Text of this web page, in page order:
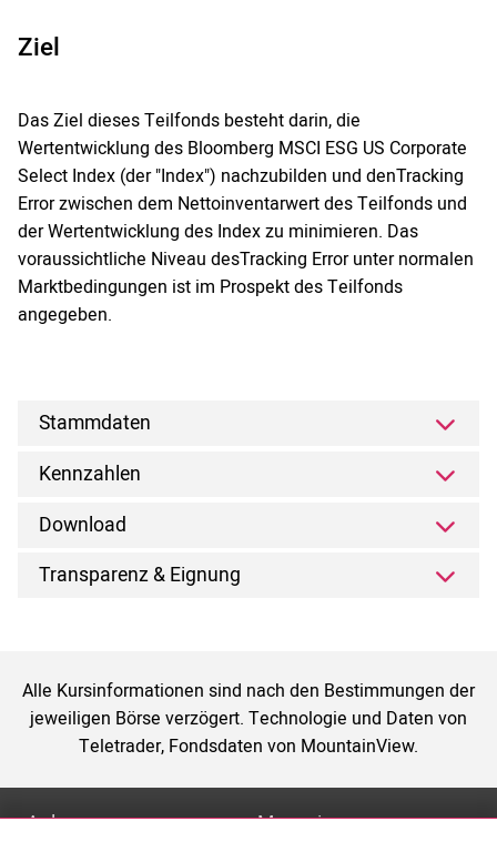
Ziel
Das Ziel dieses Teilfonds besteht darin, die
Wertentwicklung des Bloomberg MSCI ESG US Corporate
Select Index (der "Index") nachzubilden und denTracking
Error zwischen dem Nettoinventarwert des Teilfonds und
der Wertentwicklung des Index zu minimieren. Das
voraussichtliche Niveau desTracking Error unter normalen
Marktbedingungen ist im Prospekt des Teilfonds
angegeben.
Stammdaten
Kennzahlen
Download
Transparenz & Eignung
Alle Kursinformationen sind nach den Bestimmungen der
jeweiligen Börse verzögert. Technologie und Daten von
Teletrader, Fondsdaten von MountainView.
Anlage Magazin